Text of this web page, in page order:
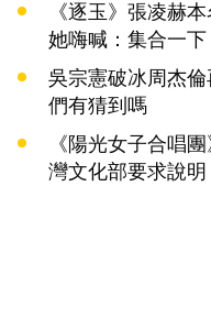
《逐玉》張凌赫
她嗨喊：集合一下
吳宗憲破冰周杰
們有猜到嗎
《陽光女子合唱
灣文化部要求說明